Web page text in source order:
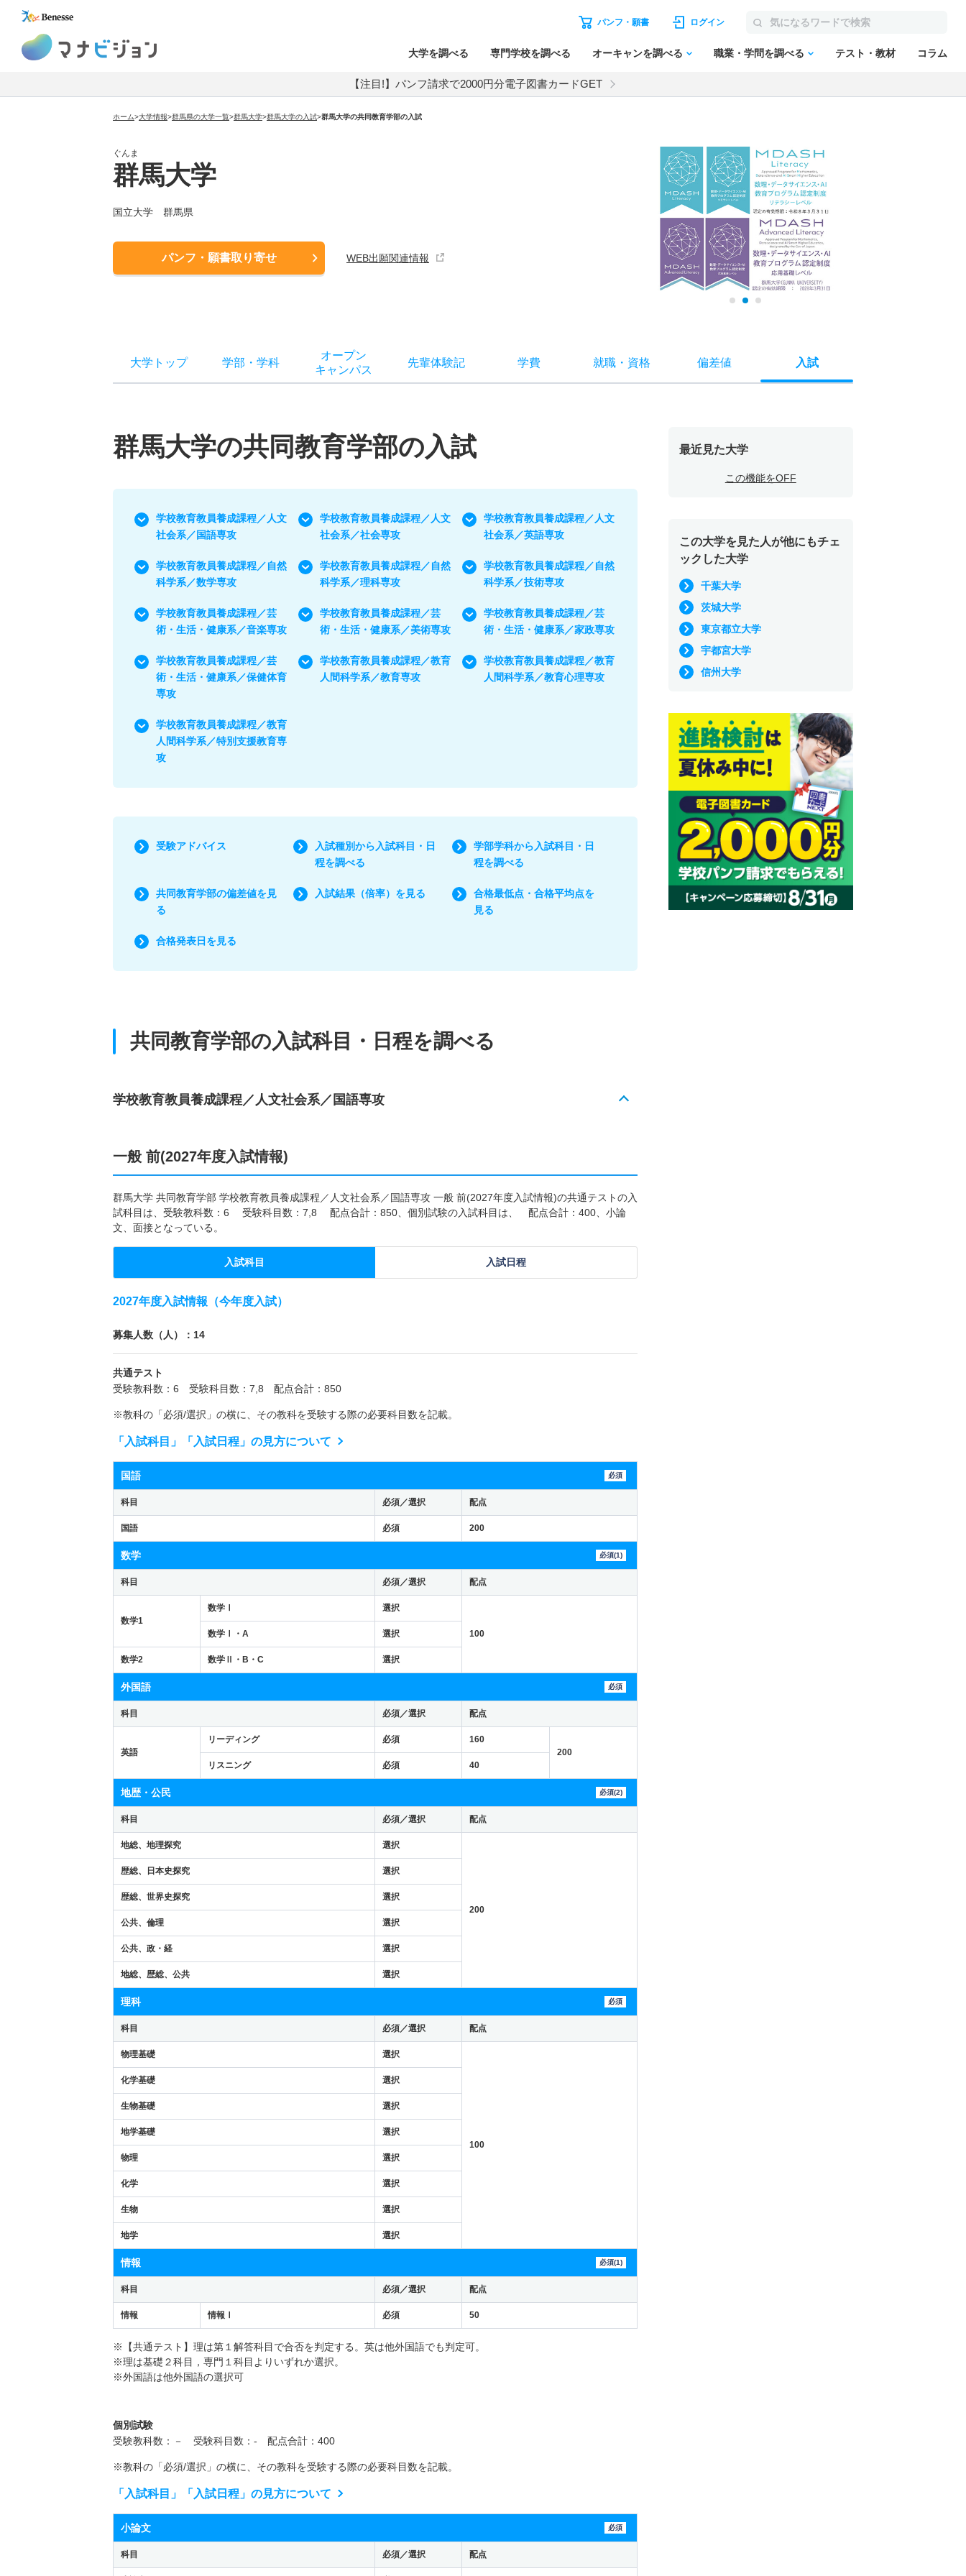
パンフ・願書 ログイン
大学を調べる 専門学校を調べる オーキャンを調べる 職業・学問を調べる テスト・教材 コラム
【注目!】パンフ請求で2000円分電子図書カードGET
ホーム>大学情報>群馬県の大学一覧>群馬大学>群馬大学の入試>群馬大学の共同教育学部の入試
ぐんま
群馬大学
国立大学 群馬県
パンフ・願書取り寄せ WEB出願関連情報
大学トップ 学部 ・ 学科
オープン
キャンパス
先輩体験記 学費 就職・ 資格 偏差値 入試
群馬大学の共同教育学部の入試
学校教育教員養成課程／人文
社会系／国語専攻
学校教育教員養成課程／人文
社会系／社会専攻
学校教育教員養成課程／人文
社会系／英語専攻
学校教育教員養成課程／自然
科学系／数学専攻
学校教育教員養成課程／自然
科学系／理科専攻
学校教育教員養成課程／自然
科学系／技術専攻
学校教育教員養成課程／芸
術・生活・健康系／音楽専攻
学校教育教員養成課程／芸
術・生活・健康系／美術専攻
学校教育教員養成課程／芸
術・生活・健康系／家政専攻
学校教育教員養成課程／芸
術・生活・健康系／保健体育
専攻
学校教育教員養成課程／教育
人間科学系／教育専攻
学校教育教員養成課程／教育
人間科学系／教育心理専攻
学校教育教員養成課程／教育
人間科学系／特別支援教育専
攻
受験アドバイス
入試種別から入試科目・日
程を調べる
学部学科から入試科目・日
程を調べる
共同教育学部の偏差値を見
る
入試結果（倍率）を見る
合格最低点・合格平均点を
見る
合格発表日を見る
共同教育学部の入試科目・日程を調べる
学校教育教員養成課程／人文社会系／国語専攻
一般 前(2027年度入試情報)
群馬大学 共同教育学部 学校教育教員養成課程／人文社会系／国語専攻 一般 前(2027年度入試情報)の共通テストの入
試科目は、受験教科数：6 受験科目数：7,8 配点合計：850、個別試験の入試科目は、 配点合計：400、小論
文、面接となっている。
入試科目 入試日程
2027年度入試情報（今年度入試）
募集人数（人）：14
共通テスト
受験教科数：6 受験科目数：7,8 配点合計：850
※教科の「必須/選択」の横に、その教科を受験する際の必要科目数を記載。
「入試科目」「入試日程」の見方について
国語 必須
科目 必須／選択 配点
国語 必須 200
数学 必須(1)
科目 必須／選択 配点
数学1
数学Ⅰ 選択
100
数学Ⅰ・A 選択
数学2 数学Ⅱ・B・C 選択
外国語 必須
科目 必須／選択 配点
英語
リーディング 必須
160
200
リスニング
必須 40
地歴・公民 必須(2)
科目 必須／選択 配点
地総、地理探究 選択
200
歴総、日本史探究 選択
歴総、世界史探究 選択
公共、倫理 選択
公共、政・経 選択
地総、歴総、公共 選択
理科 必須
科目 必須／選択 配点
物理基礎 選択
100
化学基礎 選択
生物基礎 選択
地学基礎 選択
物理 選択
化学 選択
生物 選択
地学 選択
情報 必須(1)
科目 必須／選択 配点
情報 情報Ⅰ 必須 50
※【共通テスト】理は第１解答科目で合否を判定する。英は他外国語でも判定可。
※理は基礎２科目，専門１科目よりいずれか選択。
※外国語は他外国語の選択可
個別試験
受験教科数：－ 受験科目数：- 配点合計：400
※教科の「必須/選択」の横に、その教科を受験する際の必要科目数を記載。
「入試科目」「入試日程」の見方について
小論文 必須
科目 必須／選択 配点
最近見た大学
この機能をOFF
この大学を見た人が他にもチェ
ックした大学
千葉大学
茨城大学
東京都立大学
宇都宮大学
信州大学